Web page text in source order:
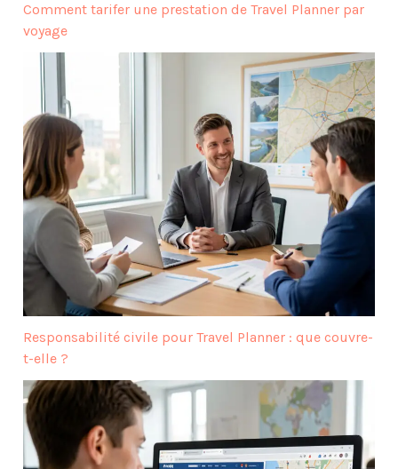
Comment tarifer une prestation de Travel Planner par
voyage
Responsabilité civile pour Travel Planner : que couvre-
t-elle ?